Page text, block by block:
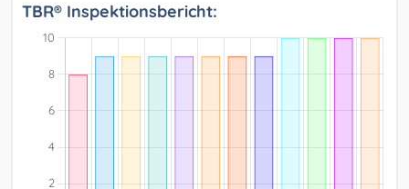
TBR® Inspektionsbericht: